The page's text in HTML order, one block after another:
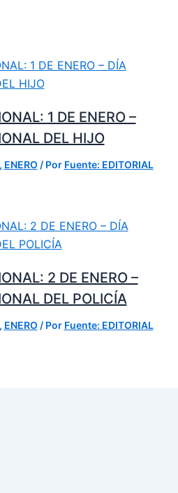
1 DE ENERO –
DEL HIJO
ENERO / Por Fuente: EDITORIAL
2 DE ENERO –
DEL POLICÍA
ENERO / Por Fuente: EDITORIAL